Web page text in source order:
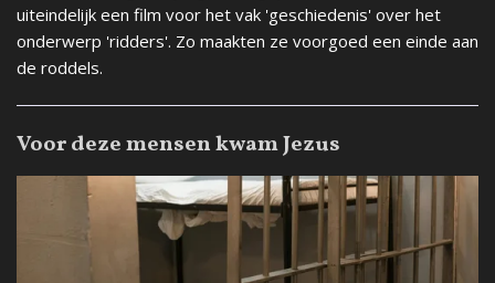
uiteindelijk een film voor het vak 'geschiedenis' over het
onderwerp 'ridders'. Zo maakten ze voorgoed een einde aan
de roddels.
Voor deze mensen kwam Jezus